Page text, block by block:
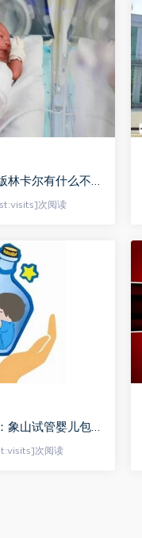
林卡尔有什么不同
次阅读
象山试管婴儿包生
包生男孩是不是
次阅读